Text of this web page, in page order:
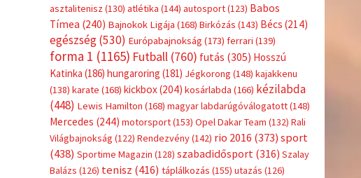
asztalitenisz (130) atlétika (144) autosport(123) Babos
Tímea (240) Bajnokok Ligája (168) Birkózás (143) Bécs (214)
egészség(530) Európabajnokság (173) ferrari (139)
forma 1 (1165) Futball(760) futás (305) Hosszú
Katinka (186) hungaroring (181) Jégkorong (148) kajakkenu
(138) karate (168) kickbox(204) kosárlabda (166) kézilabda
(448) Lewis Hamilton (168) magyar labdarúgóválogatott(148)
Mercedes (244) motorsport(153) Opel Dakar Team (132) Rali
Világbajnokság (122) Rendezvény(142) rio 2016 (373) sport
(438) Sportime Magazin (128) szabadidősport (316) Szalay
Balázs (126) tenisz (416) táplálkozás (155) utazás (126)